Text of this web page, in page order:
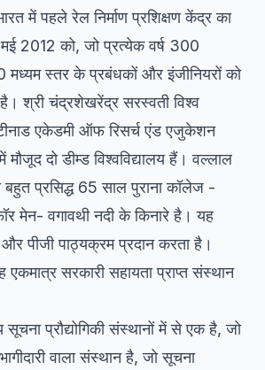
में पहले रेल निर्माण प्रशिक्षण केंद्र का
2012 को, जो प्रत्येक वर्ष 300
मध्यम स्तर के प्रबंधकों और इंजीनियरों को
श्री चंद्रशेखरेंद्र सरस्वती विश्व
एकेडमी ऑफ रिसर्च एंड एजुकेशन
दो डीम्ड विश्वविद्यालय हैं। वल्लाल
बहुत प्रसिद्ध 65 साल पुराना कॉलेज -
मेन- वगावथी नदी के किनारे है। यह
और पीजी पाठ्यक्रम प्रदान करता है।
सरकारी सहायता प्राप्त संस्थान
सूचना प्रौद्योगिकी संस्थानों में से एक है, जो
वाला संस्थान है, जो सूचना